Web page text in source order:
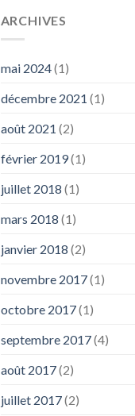
ARCHIVES
mai 2024(1)
décembre 2021 (1)
août 2021 (2)
février 2019(1)
juillet 2018 (1)
mars 2018 (1)
janvier 2018 (2)
novembre 2017(1)
octobre 2017(1)
septembre 2017(4)
août 2017(2)
juillet 2017(2)